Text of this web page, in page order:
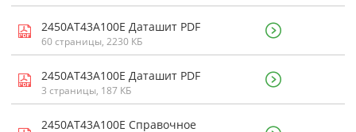
2450AT43A100E Даташит PDF
60 страницы, 2230 КБ
2450AT43A100E Даташит PDF
3 страницы, 187 КБ
2450AT43A100E Справочное